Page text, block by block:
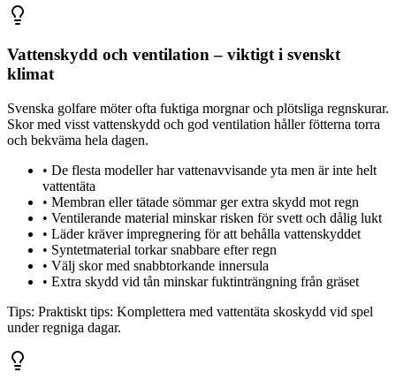
Vattenskydd och ventilation – viktigt i svenskt
klimat
Svenska golfare möter ofta fuktiga morgnar och plötsliga regnskurar.
Skor med visst vattenskydd och god ventilation håller fötterna torra
och bekväma hela dagen.
• De flesta modeller har vattenavvisande yta men är inte helt
vattentäta
• Membran eller tätade sömmar ger extra skydd mot regn
• Ventilerande material minskar risken för svett och dålig lukt
• Läder kräver impregnering för att behålla vattenskyddet
• Syntetmaterial torkar snabbare efter regn
• Välj skor med snabbtorkande innersula
• Extra skydd vid tån minskar fuktinträngning från gräset
Tips: Praktiskt tips: Komplettera med vattentäta skoskydd vid spel
under regniga dagar.